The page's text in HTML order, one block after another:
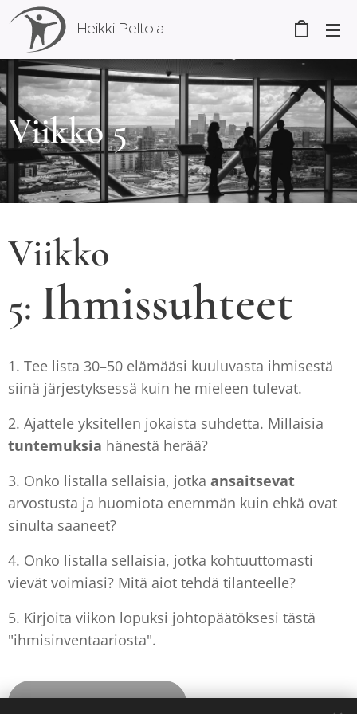
Heikki Peltola
Viikko 5
Viikko
5: Ihmissuhteet
1. Tee lista 30–50 elämääsi kuuluvasta ihmisestä
siinä järjestyksessä kuin he mieleen tulevat.
2. Ajattele yksitellen jokaista suhdetta. Millaisia
tuntemuksia hänestä herää?
3. Onko listalla sellaisia, jotka ansaitsevat
arvostusta ja huomiota enemmän kuin ehkä ovat
sinulta saaneet?
4. Onko listalla sellaisia, jotka kohtuuttomasti
vievät voimiasi? Mitä aiot tehdä tilanteelle?
5. Kirjoita viikon lopuksi johtopäätöksesi tästä
"ihmisinventaariosta".
Viikko 6